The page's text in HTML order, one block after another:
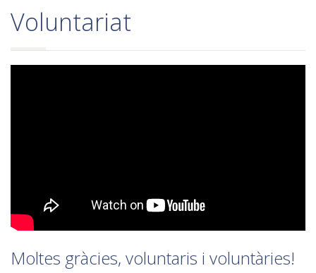
Voluntariat
Moltes gràcies, voluntaris i voluntàries!